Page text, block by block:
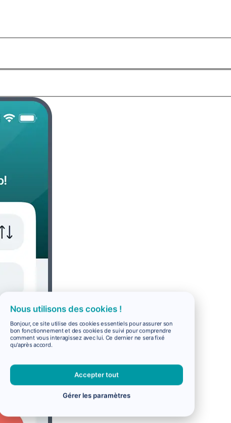
Nous utilisons des cookies !
Bonjour, ce site utilise des cookies essentiels pour assurer son
bon fonctionnement et des cookies de suivi pour comprendre
comment vous interagissez avec lui. Ce dernier ne sera fixé
qu'après accord.
Accepter tout
Gérer les paramètres